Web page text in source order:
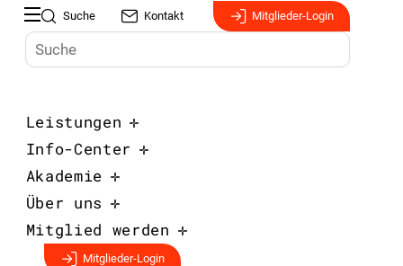
Suche Kontakt Mitglieder-Login
Leistungen
Info-Center
Akademie
Über uns
Mitglied werden
Mitglieder-Login